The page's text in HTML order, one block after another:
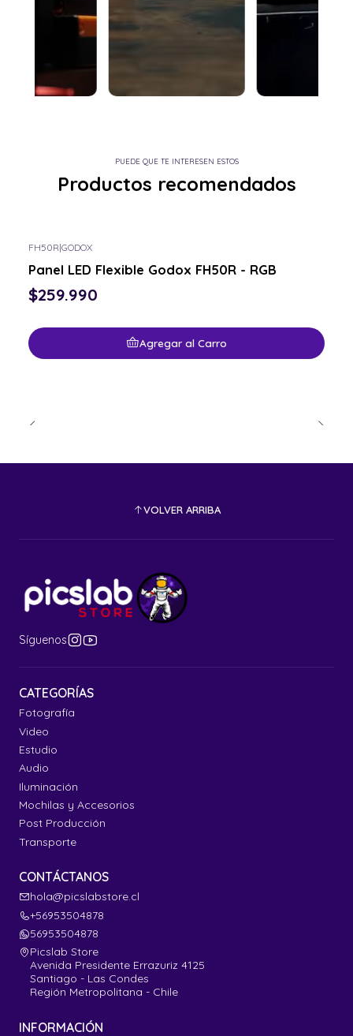
PUEDE QUE TE INTERESEN ESTOS
Productos recomendados
FH50R|GODOX
Panel LED Flexible Godox FH50R - RGB
$259.990
Agregar al Carro
VOLVER ARRIBA
Síguenos
CATEGORÍAS
Fotografía
Video
Estudio
Audio
Iluminación
Mochilas y Accesorios
Post Producción
Transporte
CONTÁCTANOS
hola@picslabstore.cl
+56953504878
56953504878
Picslab Store
Avenida Presidente Errazuriz 4125
Santiago - Las Condes
Región Metropolitana - Chile
INFORMACIÓN